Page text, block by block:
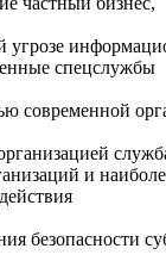
угрозе
спецслужбы
современной
и
безопасности